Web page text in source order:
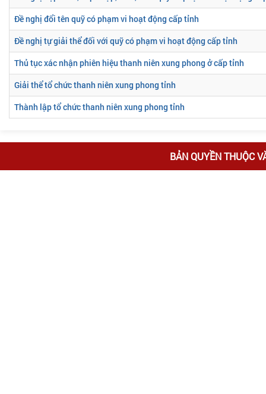
Đề nghị đổi tên quỹ có phạm vi hoạt động cấp tỉnh
Đề nghị tự giải thể đối với quỹ có phạm vi hoạt động cấp tỉnh
Thủ tục xác nhận phiên hiệu thanh niên xung phong ở cấp tỉnh
Giải thể tổ chức thanh niên xung phong tỉnh
Thành lập tổ chức thanh niên xung phong tỉnh
BẢN QUYỀN THUỘC